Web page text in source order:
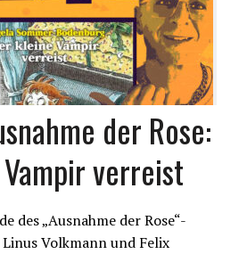
der Rose:
verreist
des „Ausnahme der Rose“-
Volkmann und Felix